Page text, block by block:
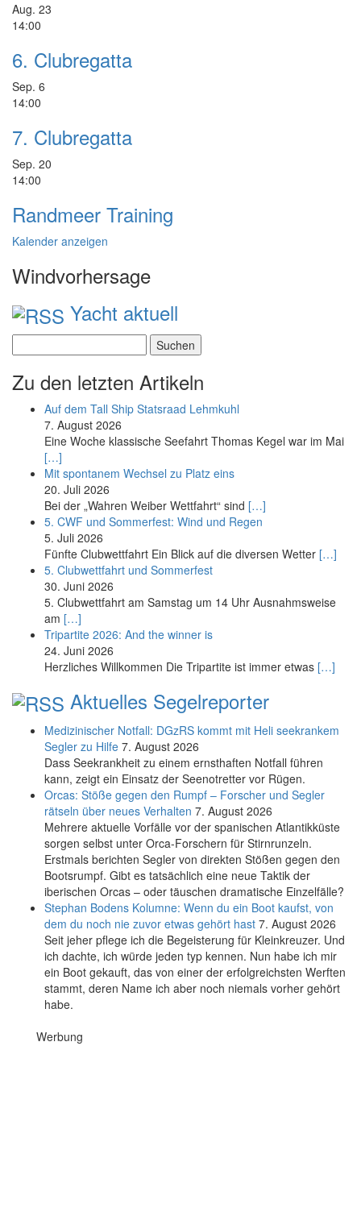
Aug. 23
14:00
6. Clubregatta
Sep. 6
14:00
7. Clubregatta
Sep. 20
14:00
Randmeer Training
Kalender anzeigen
Windvorhersage
Yacht aktuell
nach:
Zu den letzten Artikeln
Auf dem Tall Ship Statsraad Lehmkuhl
7. August 2026
Eine Woche klassische Seefahrt Thomas Kegel war im Mai
[…]
Mit spontanem Wechsel zu Platz eins
20. Juli 2026
Bei der „Wahren Weiber Wettfahrt“ sind […]
5. CWF und Sommerfest: Wind und Regen
5. Juli 2026
Fünfte Clubwettfahrt Ein Blick auf die diversen Wetter […]
5. Clubwettfahrt und Sommerfest
30. Juni 2026
5. Clubwettfahrt am Samstag um 14 Uhr Ausnahmsweise
am […]
Tripartite 2026: And the winner is
24. Juni 2026
Herzliches Willkommen Die Tripartite ist immer etwas […]
Aktuelles Segelreporter
Medizinischer Notfall: DGzRS kommt mit Heli seekrankem
Segler zu Hilfe 7. August 2026
Dass Seekrankheit zu einem ernsthaften Notfall führen
kann, zeigt ein Einsatz der Seenotretter vor Rügen.
Orcas: Stöße gegen den Rumpf – Forscher und Segler
rätseln über neues Verhalten 7. August 2026
Mehrere aktuelle Vorfälle vor der spanischen Atlantikküste
sorgen selbst unter Orca-Forschern für Stirnrunzeln.
Erstmals berichten Segler von direkten Stößen gegen den
Bootsrumpf. Gibt es tatsächlich eine neue Taktik der
iberischen Orcas – oder täuschen dramatische Einzelfälle?
Stephan Bodens Kolumne: Wenn du ein Boot kaufst, von
dem du noch nie zuvor etwas gehört hast 7. August 2026
Seit jeher pflege ich die Begeisterung für Kleinkreuzer. Und
ich dachte, ich würde jeden typ kennen. Nun habe ich mir
ein Boot gekauft, das von einer der erfolgreichsten Werften
stammt, deren Name ich aber noch niemals vorher gehört
habe.
Werbung